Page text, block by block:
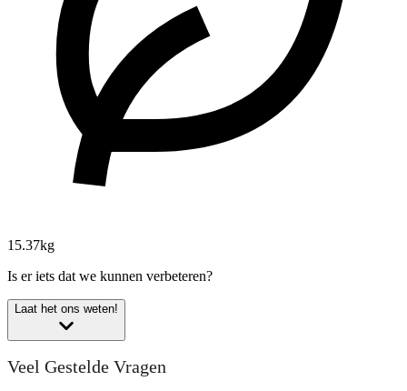
15.37kg
Is er iets dat we kunnen verbeteren?
Laat het ons weten!
Veel Gestelde Vragen